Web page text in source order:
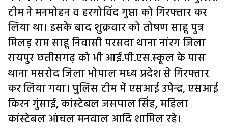
टीम ने मनमोहन व हरगोविंद गुप्ता को गिरफ्तार कर
लिया था। इसके बाद शुक्रवार को तोषण साहू पुत्र
मिलड़ राम साहू निवासी परसदा थाना नांरग जिला
रायपुर छत्तीसगढ़ को भी आई.पी.एस.स्कूल के पास
थाना मसरोद जिला भोपाल मध्य प्रदेश से गिरफ्तार
कर लिया गया। पुलिस टीम में एसआई उपेन्द्र, एसआई
किरन गुंसाई, कांस्टेबल जसपाल सिंह, महिला
कांस्टेबल आंचल मनवाल आदि शामिल रहे।